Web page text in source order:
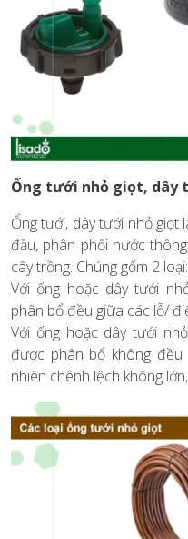
Ống tưới nhỏ giọt, dây
Ổng tưới, dây tưới nhỏ
đầu, phân phối nước
cây trồng. Chúng gốm 2
Với ống hoặc dây tưới
phân bổ đều giữa các lỗ/
Với ống hoặc dây tưới
được phân bổ không
nhiên chênh lệch không